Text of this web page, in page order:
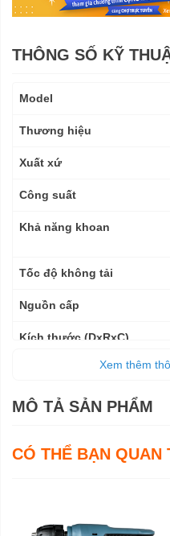
THÔNG SỐ KỸ
kỹ
Model
Thương hiệu
Xuất xứ
Công suất
Khả năng khoan
Tốc độ không tải
Nguồn cấp
Kích thước (DxRxC)
Trọng lượng tịnh
Trọng lượng cả bì
Xem thêm
MÔ TẢ SẢN PHẨM
CÓ THỂ BẠN QUAN